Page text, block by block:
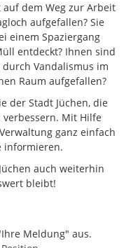
auf dem Weg zur Arbeit
aufgefallen? Sie
einem Spaziergang
entdeckt? Ihnen sind
durch Vandalismus im
Raum aufgefallen?
der Stadt Jüchen, die
verbessern. Mit Hilfe
ganz einfach
informieren.
auch weiterhin
bleibt!
Meldung" aus.